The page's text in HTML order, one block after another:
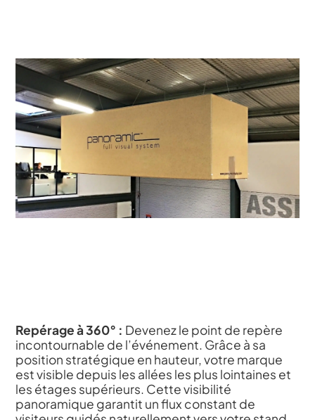
Repérage à 360° : Devenez le point de repère
incontournable de l’événement. Grâce à sa
position stratégique en hauteur, votre marque
est visible depuis les allées les plus lointaines et
les étages supérieurs. Cette visibilité
panoramique garantit un flux constant de